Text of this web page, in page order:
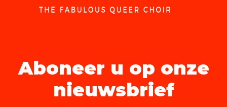
Aboneer u op onze
nieuwsbrief